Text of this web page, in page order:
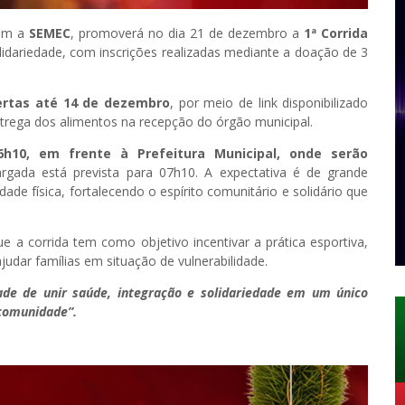
a SEMEC, promoverá no dia 21 de dezembro a 1ª Corrida
com inscrições realizadas mediante a doação de 3
até 14 de dezembro, por meio de link disponibilizado
dos alimentos na recepção do órgão municipal.
em frente à Prefeitura Municipal, onde serão
está prevista para 07h10. A expectativa é de grande
física, fortalecendo o espírito comunitário e solidário que
a corrida tem como objetivo incentivar a prática esportiva,
famílias em situação de vulnerabilidade.
de unir saúde, integração e solidariedade em um único